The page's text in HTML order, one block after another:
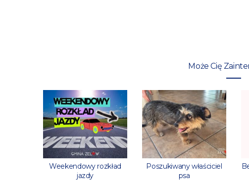
Może Cię
Weekendowy rozkład
jazdy
Poszukiwany właściciel
psa